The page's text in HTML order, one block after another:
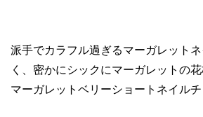
派手でカラフル過ぎるマーガレット
く、密かにシックにマーガレットの
マーガレットベリーショートネイルチ